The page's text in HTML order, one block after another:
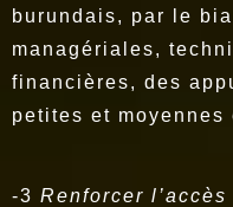
burundais, par le
managériales,
financières, des
petites et moyennes
-3 Renforcer